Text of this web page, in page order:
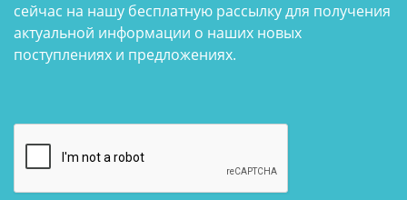
сейчас на нашу бесплатную рассылку для получения
актуальной информации о наших новых
поступлениях и предложениях.